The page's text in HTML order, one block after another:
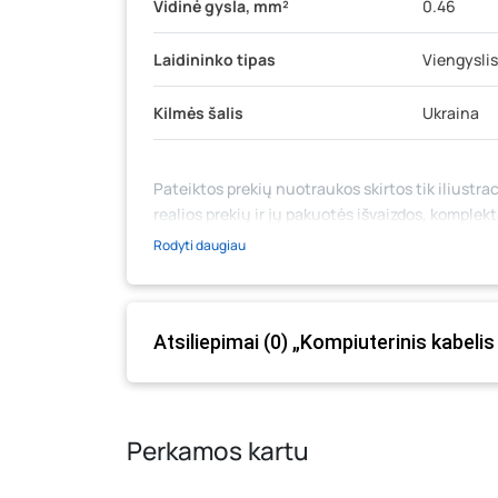
Vidinė gysla, mm² 0.46
Laidininko tipas Viengyslis
Kilmės šalis Ukraina
Pateiktos prekių nuotraukos skirtos tik
realios prekių ir jų pakuotės išvaizdos,
medžiaga su aprašymu) yra bendrinio
prašome vadovautis ta kaina, kuri galioja
Rodyti daugiau
Atsiliepimai (0) „Kompiuterinis kabelis
Perkamos kartu